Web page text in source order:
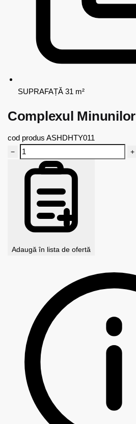
SUPRAFAȚĂ 31 m²
Complexul Minunilor
cod produs ASHDHTY011
− +
Adaugă în lista de ofertă